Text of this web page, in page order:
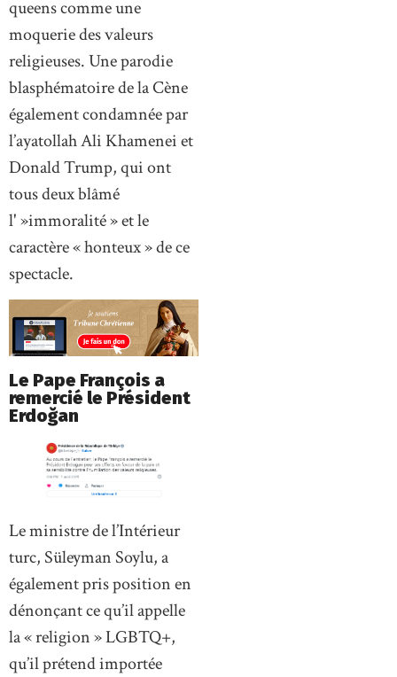
queens comme une
moquerie des valeurs
religieuses. Une parodie
blasphématoire de la Cène
également condamnée par
l’ayatollah Ali Khamenei et
Donald Trump, qui ont
tous deux blâmé
l' »immoralité » et le
caractère « honteux » de ce
spectacle.
Le Pape François a
remercié le Président
Erdoğan
Le ministre de l’Intérieur
turc, Süleyman Soylu, a
également pris position en
dénonçant ce qu’il appelle
la « religion » LGBTQ+,
qu’il prétend importée